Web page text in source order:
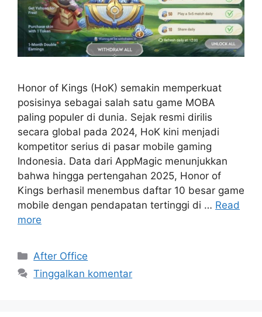
Honor of Kings (HoK) semakin memperkuat
posisinya sebagai salah satu game MOBA
paling populer di dunia. Sejak resmi dirilis
secara global pada 2024, HoK kini menjadi
kompetitor serius di pasar mobile gaming
Indonesia. Data dari AppMagic menunjukkan
bahwa hingga pertengahan 2025, Honor of
Kings berhasil menembus daftar 10 besar game
mobile dengan pendapatan tertinggi di … Read
more
Kategori
After Office
Tinggalkan komentar